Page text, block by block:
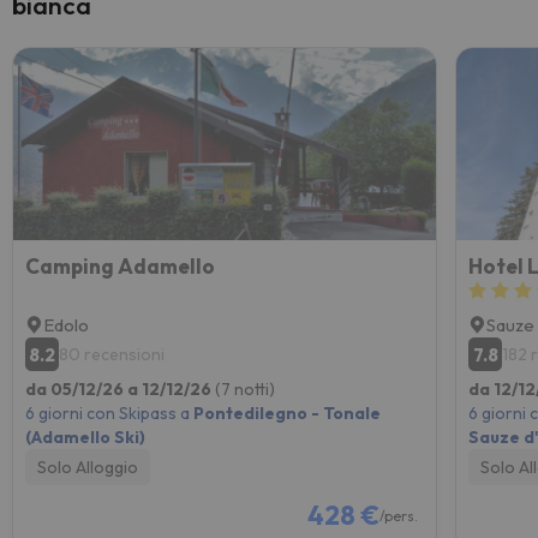
Camping Adamello
Edolo
8.2 80 recensioni
da 05/12/26 a 12/12/26 (7 notti)
6 giorni con Skipass a Pontedilegno - Tonale
(Adamello Ski)
Solo Alloggio
428 €/pers.
Hotel
7.8 182
da 12/
6 giorni
Sauze
Solo